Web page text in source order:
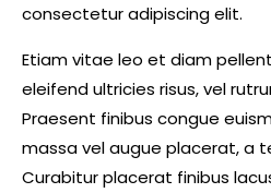
consectetur adipiscing elit.
Etiam vitae leo et diam
eleifend ultricies risus, vel
Praesent finibus congue
massa vel augue placerat, a
Curabitur placerat finibus